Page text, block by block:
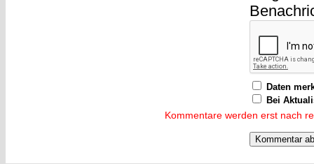
Daten
Bei
Kommentare werden erst nach